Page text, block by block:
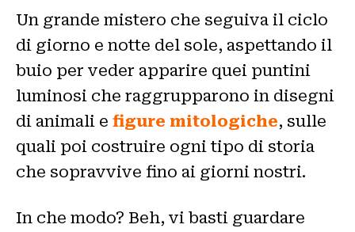
Un grande mistero che seguiva il ciclo
di giorno e notte del sole, aspettando il
buio per veder apparire quei puntini
luminosi che raggrupparono in disegni
di animali e figure mitologiche, sulle
quali poi costruire ogni tipo di storia
che sopravvive fino ai giorni nostri.
In che modo? Beh, vi basti guardare